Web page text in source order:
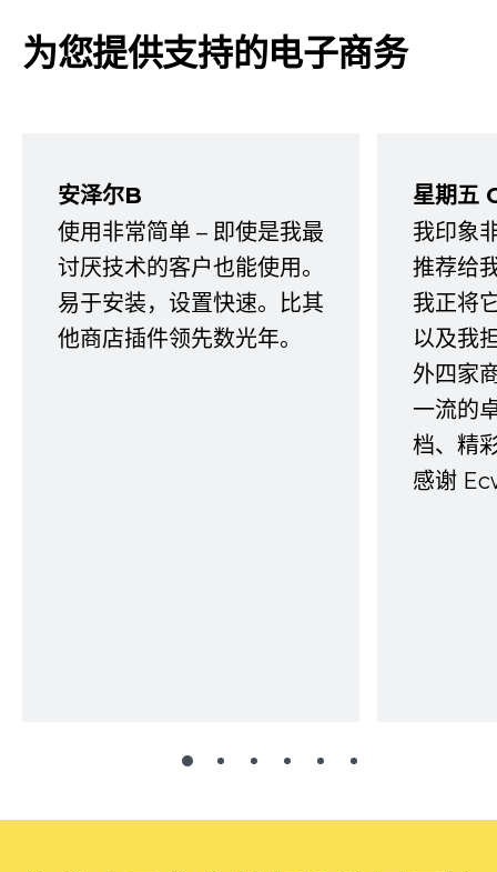
为您提供支持的电子商务
安泽尔B
使用非常简单 – 即使是我最
讨厌技术的客户也能使用。
易于安装，设置快速。比其
他商店插件领先数光年。
星期五
我印象
推荐给
我正将
以及我
外四家
一流的
档、精
感谢